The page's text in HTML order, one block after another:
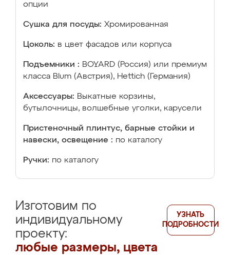
опции
Сушка для посуды: Хромированная
Цоколь: в цвет фасадов или корпуса
Подъемники : BOYARD (Россия) или премиум
класса Blum (Австрия), Hettich (Германия)
Аксессуары: Выкатные корзины,
бутылочницы, волшебные уголки, карусели
Пристеночный плинтус, барные стойки и
навески, освещение : по каталогу
Ручки: по каталогу
Изготовим по
индивидуальному
проекту:
любые размеры, цвета
УЗНАТЬ
ПОДРОБНОСТИ